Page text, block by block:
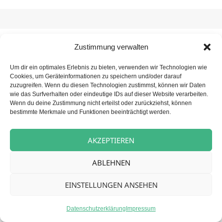
Zustimmung verwalten
Um dir ein optimales Erlebnis zu bieten, verwenden wir Technologien wie
Cookies, um Geräteinformationen zu speichern und/oder darauf
zuzugreifen. Wenn du diesen Technologien zustimmst, können wir Daten
wie das Surfverhalten oder eindeutige IDs auf dieser Website verarbeiten.
Wenn du deine Zustimmung nicht erteilst oder zurückziehst, können
bestimmte Merkmale und Funktionen beeinträchtigt werden.
AKZEPTIEREN
ABLEHNEN
EINSTELLUNGEN ANSEHEN
Datenschutzerklärung Impressum
Beitragsnavigation
Nächster
Beitrag:
Betreuungskraft (m/w/d) für unsere
Tagespflege
Datenschutz Stolz präsentiert von WordPress